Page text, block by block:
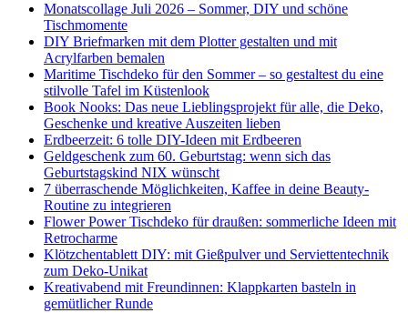
Monatscollage Juli 2026 – Sommer, DIY und schöne
Tischmomente
DIY Briefmarken mit dem Plotter gestalten und mit
Acrylfarben bemalen
Maritime Tischdeko für den Sommer – so gestaltest du eine
stilvolle Tafel im Küstenlook
Book Nooks: Das neue Lieblingsprojekt für alle, die Deko,
Geschenke und kreative Auszeiten lieben
Erdbeerzeit: 6 tolle DIY-Ideen mit Erdbeeren
Geldgeschenk zum 60. Geburtstag: wenn sich das
Geburtstagskind NIX wünscht
7 überraschende Möglichkeiten, Kaffee in deine Beauty-
Routine zu integrieren
Flower Power Tischdeko für draußen: sommerliche Ideen mit
Retrocharme
Klötzchentablett DIY: mit Gießpulver und Serviettentechnik
zum Deko-Unikat
Kreativabend mit Freundinnen: Klappkarten basteln in
gemütlicher Runde